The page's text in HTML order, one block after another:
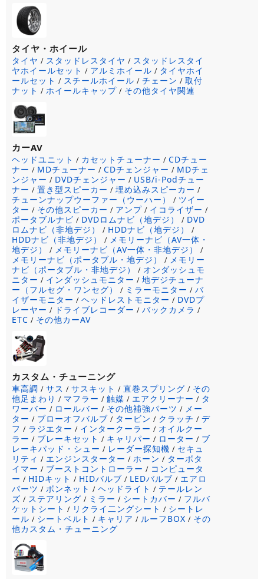
タイヤ・ホイール
タイヤ / スタッドレスタイヤ / スタッドレスタイ
ヤホイールセット / アルミホイール / タイヤホイ
ールセット / スチールホイール / チェーン / 取付
ナット / ホイールキャップ / その他タイヤ関連
カーAV
ヘッドユニット / カセットチューナー / CDチュー
ナー / MDチューナー / CDチェンジャー / MDチェ
ンジャー / DVDチェンジャー / USB/i-Podチュー
ナー / 置き型スピーカー / 埋め込みスピーカー /
チューンナップウーファー（ウーハー） / ツイー
ター / その他スピーカー / アンプ / イコライザー /
ポータブルナビ / DVDロムナビ（地デジ） / DVD
ロムナビ（非地デジ）
/ HDDナビ（地デジ） /
HDDナビ（非地デジ） / メモリーナビ（AV一体・
地デジ）
/ メモリーナビ（AV一体・非地デジ） /
メモリーナビ（ポータブル・地デジ） / メモリー
ナビ（ポータブル・非地デジ）
/ オンダッシュモ
ニター / インダッシュモニター / 地デジチューナ
ー（フルセグ・ワンセグ）
/ ミラーモニター / バ
イザーモニター / ヘッドレストモニター / DVDプ
レーヤー / ドライブレコーダー / バックカメラ /
ETC / その他カーAV
カスタム・チューニング
車高調 / サス / サスキット / 直巻スプリング / その
他足まわり / マフラー / 触媒 / エアクリーナー / タ
ワーバー / ロールバー / その他補強パーツ / メー
ター / ブローオフバルブ / タービン / クラッチ / デ
フ / ラジエター / インタークーラー / オイルクー
ラー / ブレーキセット / キャリパー / ローター / ブ
レーキパッド・シュー / レーダー探知機 / セキュ
リティ / エンジンスターター / ホーン / ターボタ
イマー / ブーストコントローラー / コンピュータ
ー / HIDキット / HIDバルブ / LEDバルブ / エアロ
パーツ / ボンネット / ヘッドライト / テールレン
ズ / ステアリング / ミラー / シートカバー / フルバ
ケットシート / リクライ二ングシート / シートレ
ール / シートベルト / キャリア / ルーフBOX / その
他カスタム・チューニング